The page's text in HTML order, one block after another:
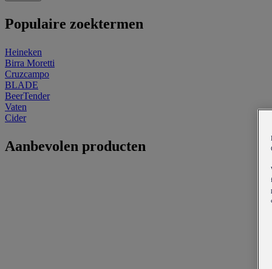
Populaire zoektermen
Heineken
Birra Moretti
Cruzcampo
BLADE
BeerTender
Vaten
Cider
Aanbevolen producten